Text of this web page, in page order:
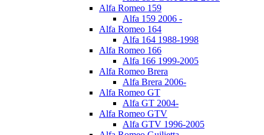
Alfa Romeo 159
Alfa 159 2006 -
Alfa Romeo 164
Alfa 164 1988-1998
Alfa Romeo 166
Alfa 166 1999-2005
Alfa Romeo Brera
Alfa Brera 2006-
Alfa Romeo GT
Alfa GT 2004-
Alfa Romeo GTV
Alfa GTV 1996-2005